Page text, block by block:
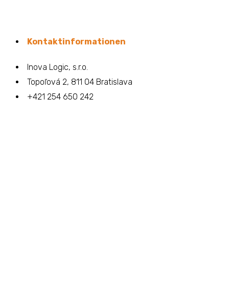
Kontaktinformationen
Inova Logic, s.r.o.
Topoľová 2, 811 04 Bratislava
+421 254 650 242